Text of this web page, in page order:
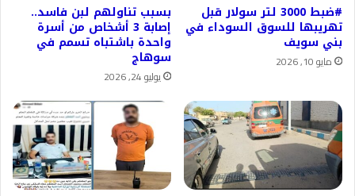
#ضبط 3000 لتر سولار قبل
تهريبها للسوق السوداء في
بني سويف
مايو 10, 2026
بسبب تناولهم لبن فاسد..
إصابة 3 أشخاص من أسرة
واحدة باشتباه تسمم في
سوهاج
يوليو 24, 2026